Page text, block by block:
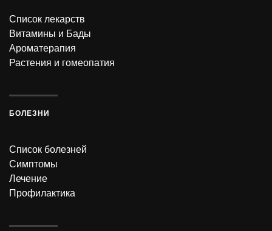
Список лекарств
Витамины и Бады
Ароматерапия
Растения и гомеопатия
БОЛЕЗНИ
Список болезней
Симптомы
Лечение
Профилактика